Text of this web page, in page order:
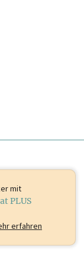
mit
PLUS
erfahren